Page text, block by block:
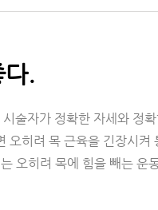
다.
술자가 정확한 자세와 정
히려 목 근육을 긴장시켜
오히려 목에 힘을 빼는 운